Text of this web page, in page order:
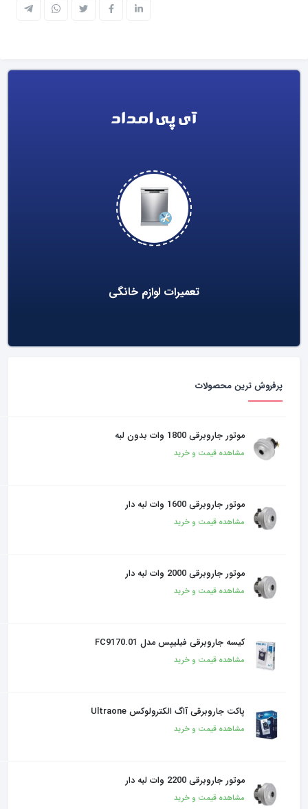
تعمیرات لوازم خانگی
پرفروش ترین محصولات
موتور جاروبرقی 1800 وات بدون لبه
مشاهده قیمت و خرید
موتور جاروبرقی 1600 وات لبه دار
مشاهده قیمت و خرید
موتور جاروبرقی 2000 وات لبه دار
مشاهده قیمت و خرید
کیسه جاروبرقی فیلیپس مدل FC9170.01
مشاهده قیمت و خرید
پاکت جاروبرقی آاگ الکترولوکس Ultraone
مشاهده قیمت و خرید
موتور جاروبرقی 2200 وات لبه دار
مشاهده قیمت و خرید